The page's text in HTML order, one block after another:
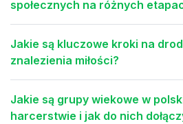
społecznych na różnych
Jakie są kluczowe kroki na
znalezienia miłości?
Jakie są grupy wiekowe w
harcerstwie i jak do nich